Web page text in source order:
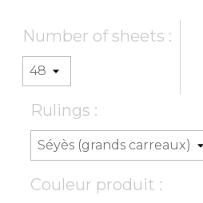
Number of sheets :
Rulings :
Couleur produit :